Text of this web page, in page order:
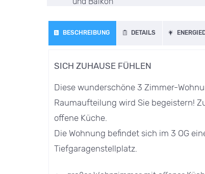
BESCHREIBUNG DETAILS
SICH ZUHAUSE FÜHLEN
Diese wunderschöne 3 Zimmer-
Raumaufteilung wird Sie begeistern!
offene Küche.
Die Wohnung befindet sich im 3 OG
Tiefgaragenstellplatz.